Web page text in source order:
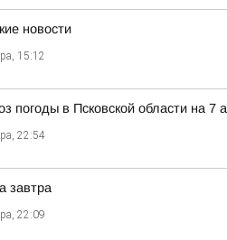
новости
15:12
погоды в Псковской области на 7
22:54
завтра
22:09